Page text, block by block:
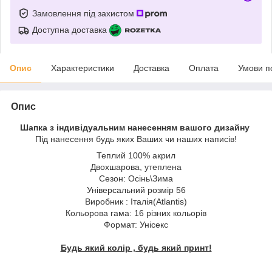
Замовлення під захистом
Доступна доставка
Опис Характеристики Доставка Оплата Умови
Опис
Шапка з індивідуальним нанесенням вашого дизайну
Під нанесення будь яких Ваших чи наших написів!
Теплий 100% акрил
Двохшарова, утеплена
Сезон: Осінь\Зима
Універсальний розмір 56
Виробник : Італія(Atlantis)
Кольорова гама: 16 різних кольорів
Формат: Унісекс
Будь який колір , будь який принт!